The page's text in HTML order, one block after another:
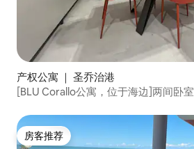
产权公寓 ｜ 圣乔治港
[BLU Corallo公寓，位于海边]两间卧室
房客推荐
房客推荐